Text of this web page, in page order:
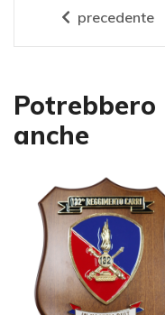
precedente
anche